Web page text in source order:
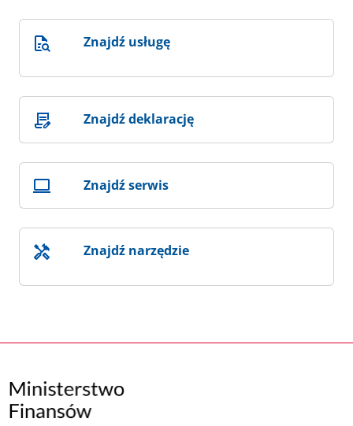
Znajdź usługę
Znajdź deklarację
Znajdź serwis
Znajdź narzędzie